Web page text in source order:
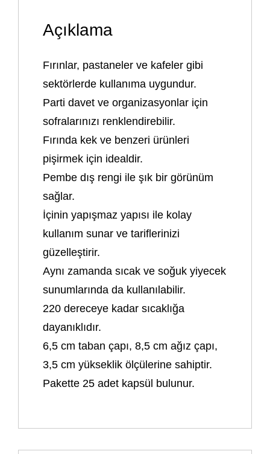
Açıklama
Fırınlar, pastaneler ve kafeler gibi
sektörlerde kullanıma uygundur.
Parti davet ve organizasyonlar için
sofralarınızı renklendirebilir.
Fırında kek ve benzeri ürünleri
pişirmek için idealdir.
Pembe dış rengi ile şık bir görünüm
sağlar.
İçinin yapışmaz yapısı ile kolay
kullanım sunar ve tariflerinizi
güzelleştirir.
Aynı zamanda sıcak ve soğuk yiyecek
sunumlarında da kullanılabilir.
220 dereceye kadar sıcaklığa
dayanıklıdır.
6,5 cm taban çapı, 8,5 cm ağız çapı,
3,5 cm yükseklik ölçülerine sahiptir.
Pakette 25 adet kapsül bulunur.